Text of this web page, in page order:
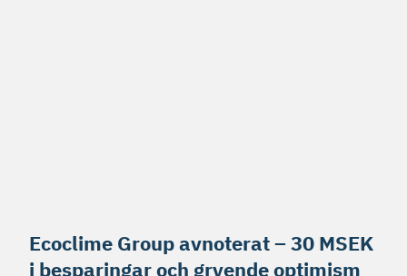
Ecoclime Group avnoterat – 30 MSEK
i besparingar och gryende optimism